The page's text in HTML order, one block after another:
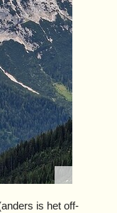
is het off-